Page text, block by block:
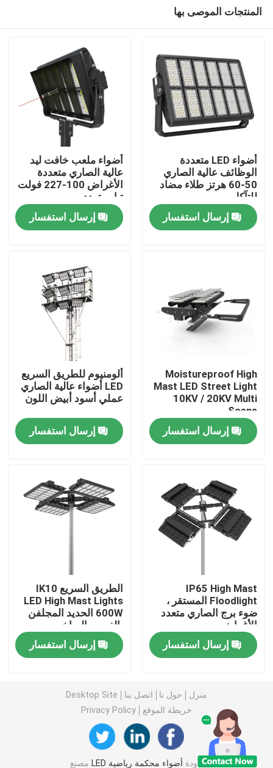
منتجات
أشرطة فيديو
جولة في المعمل
رقابة جودة
اطلب اقتباس
أضواء محكمة رياضية LED
ضوء الفيضانات LED في الهواء الطلق
ضوء الفيضانات DMX
مصابيح الشوارع LED الخارجية
أضواء سبوت LED خارجية
ضوء UFO high bay
أضواء LED الخطية عالية خليج
المنتجات الموصى بها
أضواء LED متعددة
الوظائف عالية الصاري
50-60 هرتز طلاء مضاد
للتآكل
إرسال استفسار
أضواء ملعب خافت ليد
عالية الصاري متعددة
الأغراض 100-227 فولت
تيار متردد
إرسال استفسار
Moistureproof High
Mast LED Street Light
10KV / 20KV Multi
Scene
إرسال استفسار
ألومنيوم للطريق السريع
LED أضواء عالية الصاري
عملي أسود أبيض اللون
إرسال استفسار
IP65 High Mast
Floodlight المستقر ،
ضوء برج الصاري متعدد
الأغراض
إرسال استفسار
الطريق السريع IK10
LED High Mast Lights
600W الحديد المجلفن
بالغمس الساخن
إرسال استفسار
منزل حول نا اتصل بنا
Desktop Site
خريطة الموقع
Privacy Policy
جودة أضواء محكمة رياضية LED مصنع